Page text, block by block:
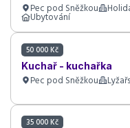
Pec pod Sněžkou
Ubytování
50 000 Kč
Kuchař - kuchařka
Pec pod Sněžkou
35 000 Kč